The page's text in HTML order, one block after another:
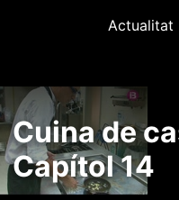
Actualitat
Cuina de
Capítol 14